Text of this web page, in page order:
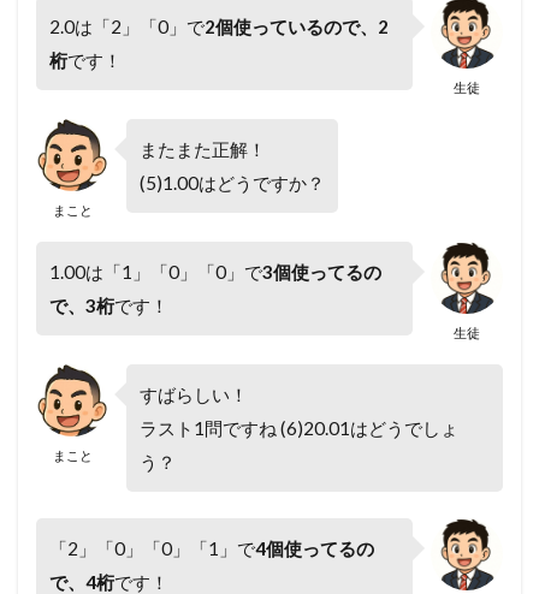
生徒
2.0は「2」「0」で2個使っているので、2
桁です！
まこと
またまた正解！
(5)1.00はどうですか？
生徒
1.00は「1」「0」「0」で3個使ってるの
で、3桁です！
まこと
すばらしい！
ラスト1問ですね (6)20.01はどうでしょ
う？
「2」「0」「0」「1」で4個使ってるの
で、4桁です！